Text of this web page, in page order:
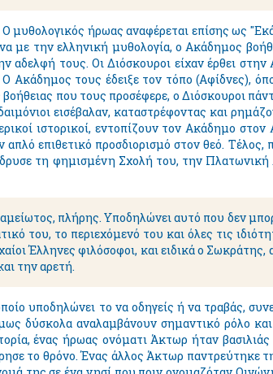
ήρωας αναφέρεται επίσης ως
με την ελληνική μυθολογία, ο Ακάδημος
τους. Οι Διόσκουροι είχαν έρθει
Ακάδημος τους έδειξε τον τόπο (Αφίδνες),
που τους προσέφερε, ο Διόσκουροι
εισέβαλαν, καταστρέφοντας και
ιστορικοί, εντοπίζουν τον Ακάδημο
επιθετικό προσδιορισμό στον θεό. Τέλος,
τη φημισμένη Σχολή του, την Πλατωνική
πλήρης. Υποδηλώνει αυτό που δεν
του, το περιεχόμενό του και όλες τις
Έλληνες φιλόσοφοι, και ειδικά ο
την αρετή.
υποδηλώνει το να οδηγείς ή να τραβάς,
δύσκολα αναλαμβάνουν σημαντικό ρόλο και
ένας ήρωας ονόματι Άκτωρ ήταν
το θρόνο. Ένας άλλος Άκτωρ παντρεύτηκε